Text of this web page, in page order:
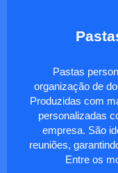
Pastas
organização de
Produzidas com
personalizadas
empresa. São
reuniões,
Entre os